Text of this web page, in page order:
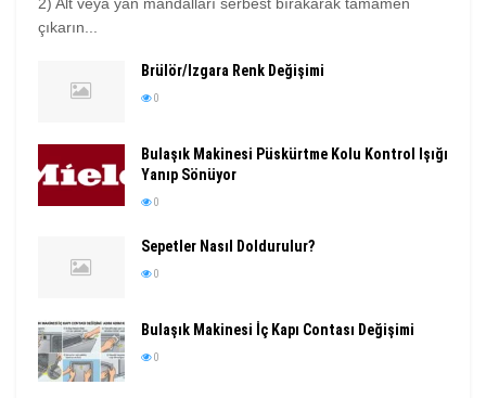
çıkarın...
Brülör/Izgara Renk Değişimi
0
Bulaşık Makinesi Püskürtme Kolu Kontrol Işığı
Yanıp Sönüyor
0
Sepetler Nasıl Doldurulur?
0
Bulaşık Makinesi İç Kapı Contası Değişimi
0